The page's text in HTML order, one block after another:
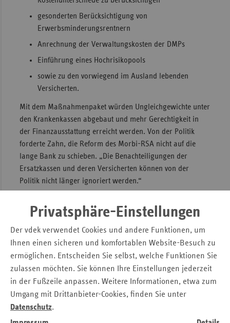
Privatsphäre-Einstellungen
Der vdek verwendet Cookies und andere Funktionen, um
Ihnen einen sicheren und komfortablen Website-Besuch zu
ermöglichen. Entscheiden Sie selbst, welche Funktionen Sie
zulassen möchten. Sie können Ihre Einstellungen jederzeit
in der Fußzeile anpassen. Weitere Informationen, etwa zum
Umgang mit Drittanbieter-Cookies, finden Sie unter
Datenschutz.
gesonderten Berücksichtigung von
Erwerbsminderungsrentnern
Anrechnung der Verwaltungskosten der DMPs
Einführung eines Hochrisikopools
sowie zu den vorwiegend im Ausland lebenden
Versicherten.
Mit dem Maßnahmenpaket würden Ungleichgewichte unter
den Krankenkassen abgebaut und mehr Gerechtigkeit in
der Finanzausstattung erreicht werden. Von der Politik
forderte Zahn, die Reform des Morbi-RSA nicht auf die
lange Bank zu schieben. „Die Benachteiligungen der
Ersatzkassen und deren Versicherten können von der
Politik nicht länger ignoriert werden.“
Selbstverwaltungsstärkungsgesetz
geht in die falsche Richtung
Zahn sprach sich zudem gegen die Pläne der
Bundesregierung aus, dieSelbstverwaltungdurch einen
Ausbau der Kompetenzen der Aufsicht und durch eine
Verschärfung der Aufsichtsrechte weiter zu schwächen. Vor
den ehrenamtlichen Versicherten- und
Arbeitgebervertretern der Ersatzkassen sagte er: „Wir
brauchen ein Selbstverwaltungsstärkungsgesetz, das hält,